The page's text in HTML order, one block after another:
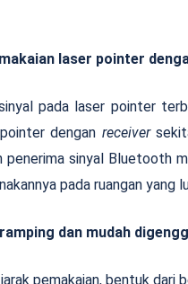
laser pointer
pada laser pointer
dengan receiver
penerima sinyal Bluetooth
pada ruangan
dan mudah
pemakaian, bentuk